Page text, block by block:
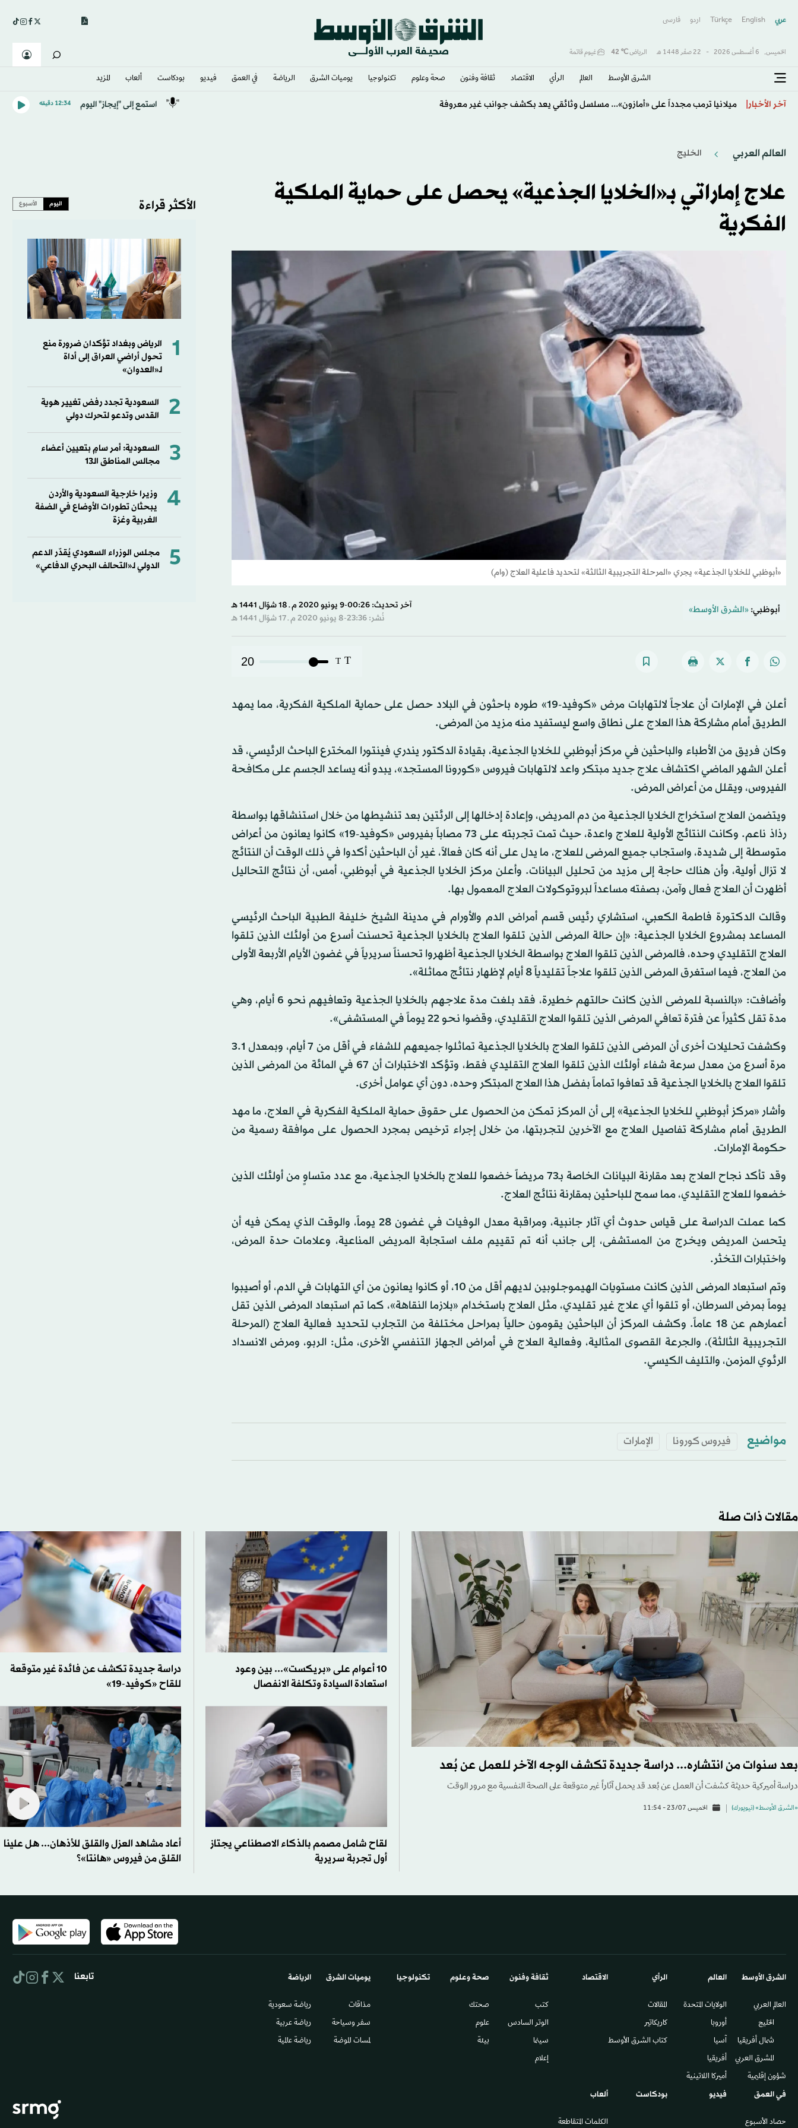
عربي English
Türkçe اردو فارسى
الخميس, 6 أغسطس 2026 - 22 صفَر 1448 هـ الرياض℃
42 غيوم قاتمة
الشرق الأوسط​ العالم الرأي الاقتصاد ثقافة وفنون صحة وعلوم تكنولوجيا يوميات الشرق​ الرياضة في العمق فيديو بودكاست ألعاب المزيد
آخر الأخبار الأهلي يتعاقد مع المدرب الكرواتي بوسيتش حتى صيف 2028 استمع إلى "إيجاز" اليوم 12:34 دقيقه
العالم العربي الخليج
علاج إماراتي بـ«الخلايا الجذعية» يحصل على حماية الملكية
الفكرية
«أبوظبي للخلايا الجذعية» يجري «المرحلة التجريبية الثالثة» لتحديد فاعلية العلاج (وام)
أبوظبي: «الشرق الأوسط»
آخر تحديث: 00:26-9 يونيو 2020 م ـ 18 شوّال 1441 هـ
نُشر: 23:36-8 يونيو 2020 م ـ 17 شوّال 1441 هـ
T
T
20
أعلن في الإمارات أن علاجاً لالتهابات مرض «كوفيد-19» طوره باحثون في البلاد حصل على حماية الملكية الفكرية، مما يمهد
الطريق أمام مشاركة هذا العلاج على نطاق واسع ليستفيد منه مزيد من المرضى.
وكان فريق من الأطباء والباحثين في مركز أبوظبي للخلايا الجذعية، بقيادة الدكتور يندري فينتورا المخترع الباحث الرئيسي، قد
أعلن الشهر الماضي اكتشاف علاج جديد مبتكر واعد لالتهابات فيروس «كورونا المستجد»، يبدو أنه يساعد الجسم على مكافحة
الفيروس، ويقلل من أعراض المرض.
ويتضمن العلاج استخراج الخلايا الجذعية من دم المريض، وإعادة إدخالها إلى الرئتين بعد تنشيطها من خلال استنشاقها بواسطة
رذاذ ناعم. وكانت النتائج الأولية للعلاج واعدة، حيث تمت تجربته على 73 مصاباً بفيروس «كوفيد-19» كانوا يعانون من أعراض
متوسطة إلى شديدة، واستجاب جميع المرضى للعلاج، ما يدل على أنه كان فعالاً، غير أن الباحثين أكدوا في ذلك الوقت أن النتائج
لا تزال أولية، وأن هناك حاجة إلى مزيد من تحليل البيانات. وأعلن مركز الخلايا الجذعية في أبوظبي، أمس، أن نتائج التحاليل
أظهرت أن العلاج فعال وآمن، بصفته مساعداً لبروتوكولات العلاج المعمول بها.
وقالت الدكتورة فاطمة الكعبي، استشاري رئيس قسم أمراض الدم والأورام في مدينة الشيخ خليفة الطبية الباحث الرئيسي
المساعد بمشروع الخلايا الجذعية: «إن حالة المرضى الذين تلقوا العلاج بالخلايا الجذعية تحسنت أسرع من أولئك الذين تلقوا
العلاج التقليدي وحده، فالمرضى الذين تلقوا العلاج بواسطة الخلايا الجذعية أظهروا تحسناً سريرياً في غضون الأيام الأربعة الأولى
من العلاج، فيما استغرق المرضى الذين تلقوا علاجاً تقليدياً 8 أيام لإظهار نتائج مماثلة».
وأضافت: «بالنسبة للمرضى الذين كانت حالتهم خطيرة، فقد بلغت مدة علاجهم بالخلايا الجذعية وتعافيهم نحو 6 أيام، وهي
مدة تقل كثيراً عن فترة تعافي المرضى الذين تلقوا العلاج التقليدي، وقضوا نحو 22 يوماً في المستشفى».
وكشفت تحليلات أخرى أن المرضى الذين تلقوا العلاج بالخلايا الجذعية تماثلوا جميعهم للشفاء في أقل من 7 أيام، وبمعدل 3.1
مرة أسرع من معدل سرعة شفاء أولئك الذين تلقوا العلاج التقليدي فقط، وتؤكد الاختبارات أن 67 في المائة من المرضى الذين
تلقوا العلاج بالخلايا الجذعية قد تعافوا تماماً بفضل هذا العلاج المبتكر وحده، دون أي عوامل أخرى.
وأشار «مركز أبوظبي للخلايا الجذعية» إلى أن المركز تمكن من الحصول على حقوق حماية الملكية الفكرية في العلاج، ما مهد
الطريق أمام مشاركة تفاصيل العلاج مع الآخرين لتجربتها، من خلال إجراء ترخيص بمجرد الحصول على موافقة رسمية من
حكومة الإمارات.
وقد تأكد نجاح العلاج بعد مقارنة البيانات الخاصة بـ73 مريضاً خضعوا للعلاج بالخلايا الجذعية، مع عدد متساوٍ من أولئك الذين
خضعوا للعلاج التقليدي، مما سمح للباحثين بمقارنة نتائج العلاج.
كما عملت الدراسة على قياس حدوث أي آثار جانبية، ومراقبة معدل الوفيات في غضون 28 يوماً، والوقت الذي يمكن فيه أن
يتحسن المريض ويخرج من المستشفى، إلى جانب أنه تم تقييم ملف استجابة المريض المناعية، وعلامات حدة المرض،
واختبارات التخثر.
وتم استبعاد المرضى الذين كانت مستويات الهيموجلوبين لديهم أقل من 10، أو كانوا يعانون من أي التهابات في الدم، أو أصيبوا
يوماً بمرض السرطان، أو تلقوا أي علاج غير تقليدي، مثل العلاج باستخدام «بلازما النقاهة»، كما تم استبعاد المرضى الذين تقل
أعمارهم عن 18 عاماً. وكشف المركز أن الباحثين يقومون حالياً بمراحل مختلفة من التجارب لتحديد فعالية العلاج (المرحلة
التجريبية الثالثة)، والجرعة القصوى المثالية، وفعالية العلاج في أمراض الجهاز التنفسي الأخرى، مثل: الربو، ومرض الانسداد
الرئوي المزمن، والتليف الكيسي.
مواضيع فيروس كورونا الإمارات
الأكثر قراءة اليوم الأسبوع
1
الرياض وبغداد تؤكدان ضرورة منع
تحول أراضي العراق إلى أداة
لـ«العدوان»
2
السعودية تجدد رفض تغيير هوية
القدس وتدعو لتحرك دولي
3
السعودية: أمر سامٍ بتعيين أعضاء
مجالس المناطق الـ13
4
وزيرا خارجية السعودية والأردن
يبحثان تطورات الأوضاع في الضفة
الغربية وغزة
5
مجلس الوزراء السعودي يُقدّر الدعم
الدولي لـ«التحالف البحري الدفاعي»
مقالات ذات صلة
بعد سنوات من انتشاره... دراسة جديدة تكشف الوجه الآخر للعمل عن بُعد
دراسة أميركية حديثة كشفت أن العمل عن بُعد قد يحمل آثاراً غير متوقعة على الصحة النفسية مع مرور الوقت
«الشرق الأوسط» (نيويورك) الخميس 23/07 - 11:54
10 أعوام على «بريكست»... بين وعود
استعادة السيادة وتكلفة الانفصال
دراسة جديدة تكشف عن فائدة غير متوقعة
للقاح «كوفيد-19»
لقاح شامل مصمم بالذكاء الاصطناعي يجتاز
أول تجربة سريرية
أعاد مشاهد العزل والقلق للأذهان... هل علينا
القلق من فيروس «هانتا»؟
الشرق الأوسط​
العالم العربي
الخليج
شمال أفريقيا
المشرق العربي
شؤون إقليمية
العالم
الولايات المتحدة
أوروبا
آسيا
أفريقيا
أميركا اللاتينية
الرأي
المقالات
كاريكاتير
كتاب الشرق الأوسط
الاقتصاد ثقافة وفنون
كتب
الوتر السادس​
سينما
إعلام
صحة وعلوم
صحتك
علوم
بيئة
تكنولوجيا يوميات الشرق​
مذاقات
سفر وسياحة
لمسات الموضة
الرياضة
رياضة سعودية
رياضة عربية
رياضة عالمية
في العمق
حصاد الأسبوع
فيديو بودكاست ألعاب
الكلمات المتقاطعة
تابعنا